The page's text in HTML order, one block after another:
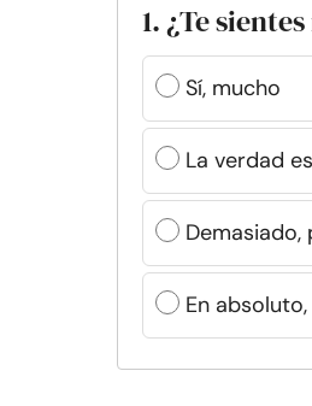
1. ¿Te
Sí, mucho
La verdad
En